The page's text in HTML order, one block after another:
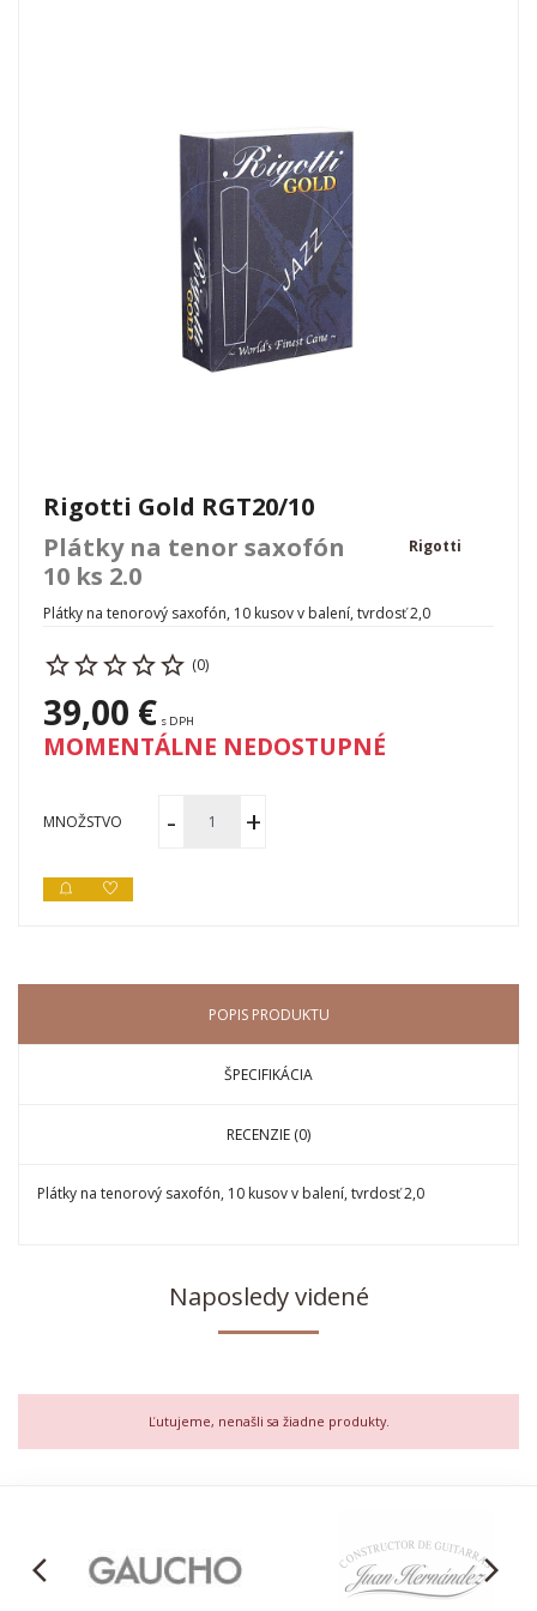
Rigotti Gold RGT20/10
Plátky na tenor saxofón
10 ks 2.0
Rigotti
Plátky na tenorový saxofón, 10 kusov v balení, tvrdosť 2,0
(0)
39,00 € s DPH
MOMENTÁLNE NEDOSTUPNÉ
MNOŽSTVO
POPIS PRODUKTU
ŠPECIFIKÁCIA
RECENZIE (0)
Plátky na tenorový saxofón, 10 kusov v balení, tvrdosť 2,0
Naposledy videné
Ľutujeme, nenašli sa žiadne produkty.
arrow_back_ios arrow_forward_ios